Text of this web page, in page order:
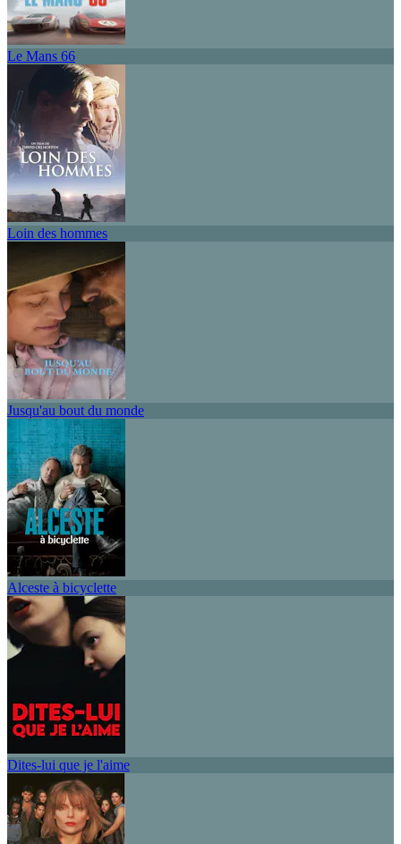
Le Mans 66
Loin des hommes
Jusqu'au bout du monde
Alceste à bicyclette
Dites-lui que je l'aime